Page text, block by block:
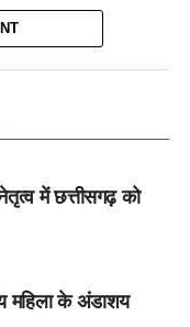
में छत्तीसगढ़ को
महिला के अंडाशय